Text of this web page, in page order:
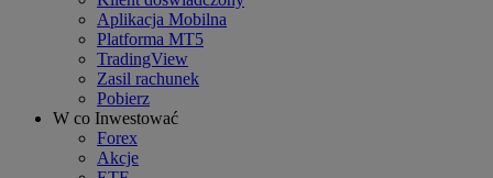
Aplikacja Mobilna
Platforma MT5
TradingView
Zasil rachunek
Pobierz
W co Inwestować
Forex
Akcje